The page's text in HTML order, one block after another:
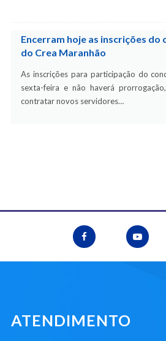
Encerram hoje as inscrições do
do Crea Maranhão
As inscrições para participação do
sexta-feira e não haverá
contratar novos servidores…
ATENDIMENTO